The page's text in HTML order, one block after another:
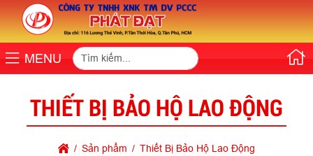
MENU
THIẾT BỊ BẢO HỘ LAO ĐỘNG
Sản phẩm Thiết Bị Bảo Hộ Lao Động